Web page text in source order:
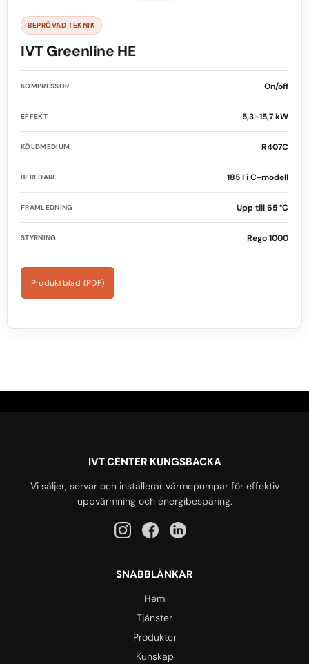
BEPRÖVAD TEKNIK
IVT Greenline HE
KOMPRESSOR On/off
EFFEKT 5,3–15,7 kW
KÖLDMEDIUM R407C
BEREDARE 185 l i C-modell
FRAMLEDNING Upp till 65 °C
STYRNING Rego 1000
Produktblad (PDF)
IVT CENTER KUNGSBACKA
Vi säljer, servar och installerar värmepumpar för effektiv
uppvärmning och energibesparing.
SNABBLÄNKAR
Hem
Tjänster
Produkter
Kunskap